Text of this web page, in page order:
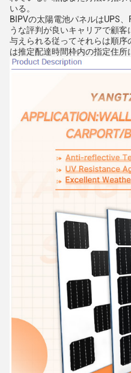
いる。
BIPVの太陽電池パネルはUPS
うな評判が良いキャリアで顧
与えられる従ってそれらは順
は推定配達時間枠内の指定住所